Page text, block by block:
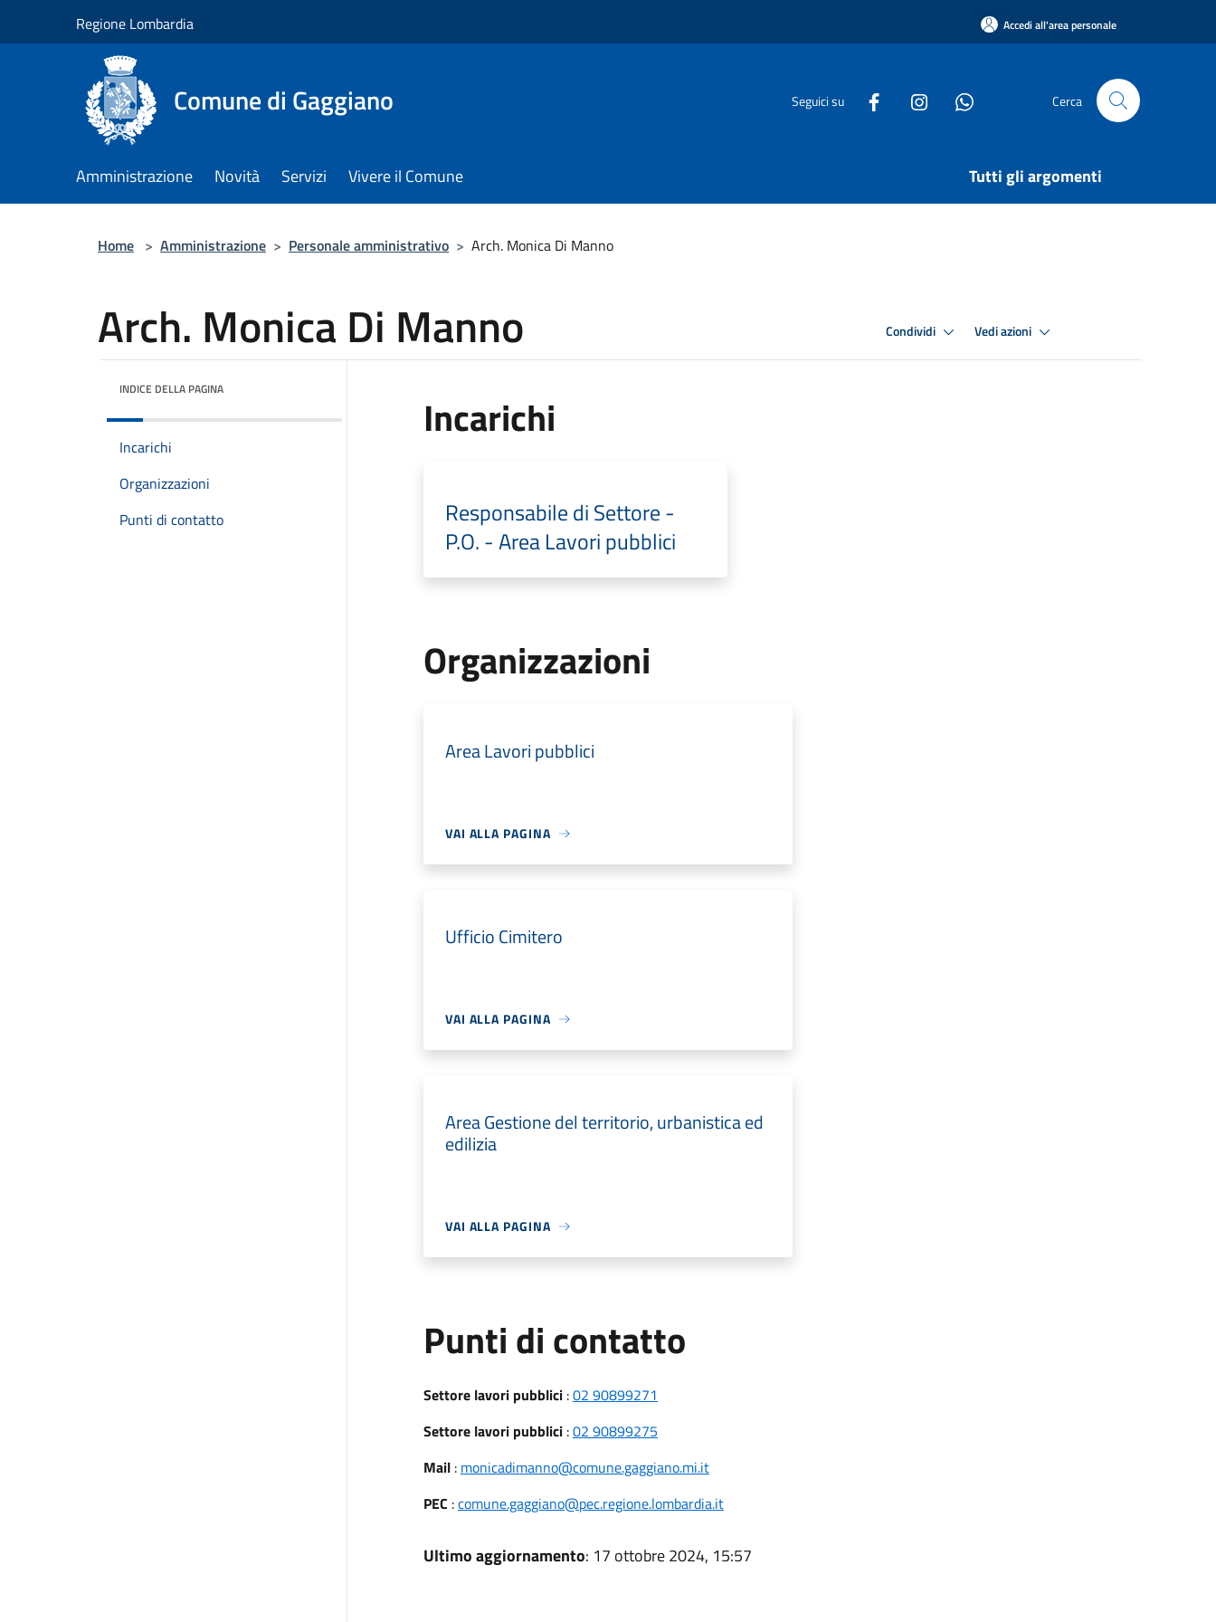
Regione Lombardia Accedi all'area personale
Comune di Gaggiano Seguici su Cerca
Amministrazione Novità Servizi Vivere il Comune Tutti gli argomenti
Home > Amministrazione > Personale amministrativo > Arch. Monica Di Manno
Arch. Monica Di Manno Condividi Vedi azioni
INDICE DELLA PAGINA
Incarichi
Organizzazioni
Punti di contatto
Incarichi
Responsabile di Settore -
P.O. - Area Lavori pubblici
Organizzazioni
Area Lavori pubblici
VAI ALLA PAGINA
Ufficio Cimitero
VAI ALLA PAGINA
Area Gestione del territorio, urbanistica ed
edilizia
VAI ALLA PAGINA
Punti di contatto
Settore lavori pubblici:02 90899271
Settore lavori pubblici :02 90899275
Mail: monicadimanno@comune.gaggiano.mi.it
PEC :comune.gaggiano@pec.regione.lombardia.it
Ultimo aggiornamento: 17 ottobre 2024, 15:57